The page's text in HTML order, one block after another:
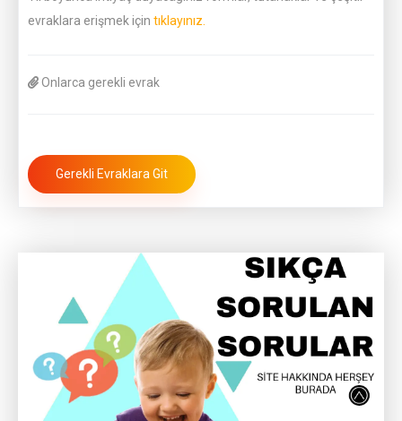
evraklara erişmek için tıklayınız.
Onlarca gerekli evrak
Gerekli Evraklara Git